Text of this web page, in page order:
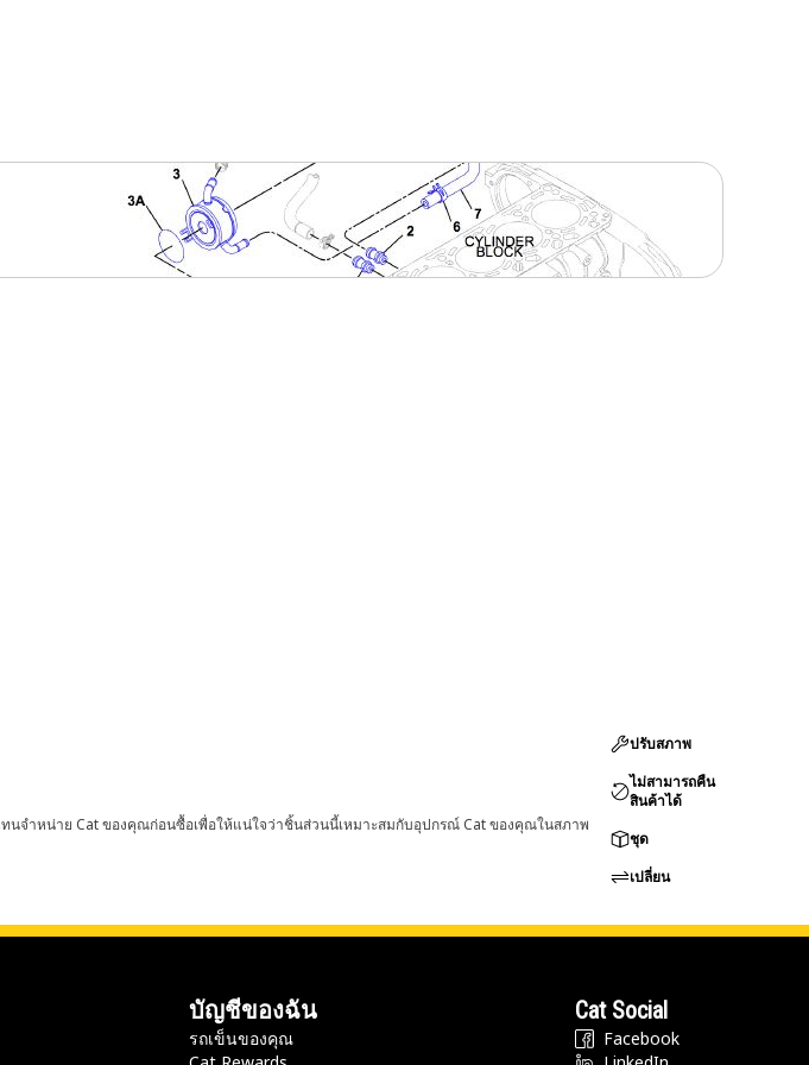
จำหน่าย Cat ของคุณก่อนซื้อเพื่อให้แน่ใจว่าชิ้นส่วนนี้เหมาะสมกับอุปกรณ์ Cat ของคุณในสภาพ
ปรับสภาพ
ไม่สามารถคืน
สินค้าได้
ชุด
เปลี่ยน
บัญชีของฉัน
รถเข็นของคุณ
Cat Social
Facebook